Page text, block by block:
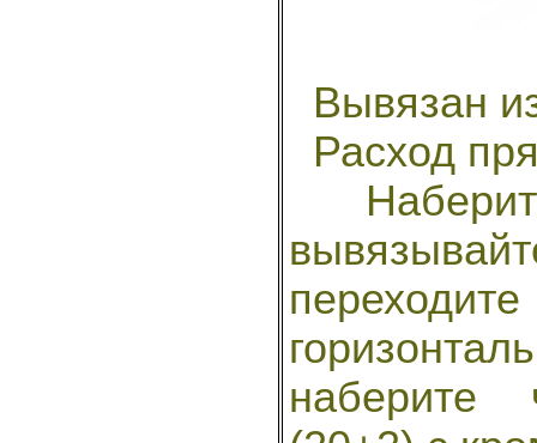
Вывязан
Расход
наберите